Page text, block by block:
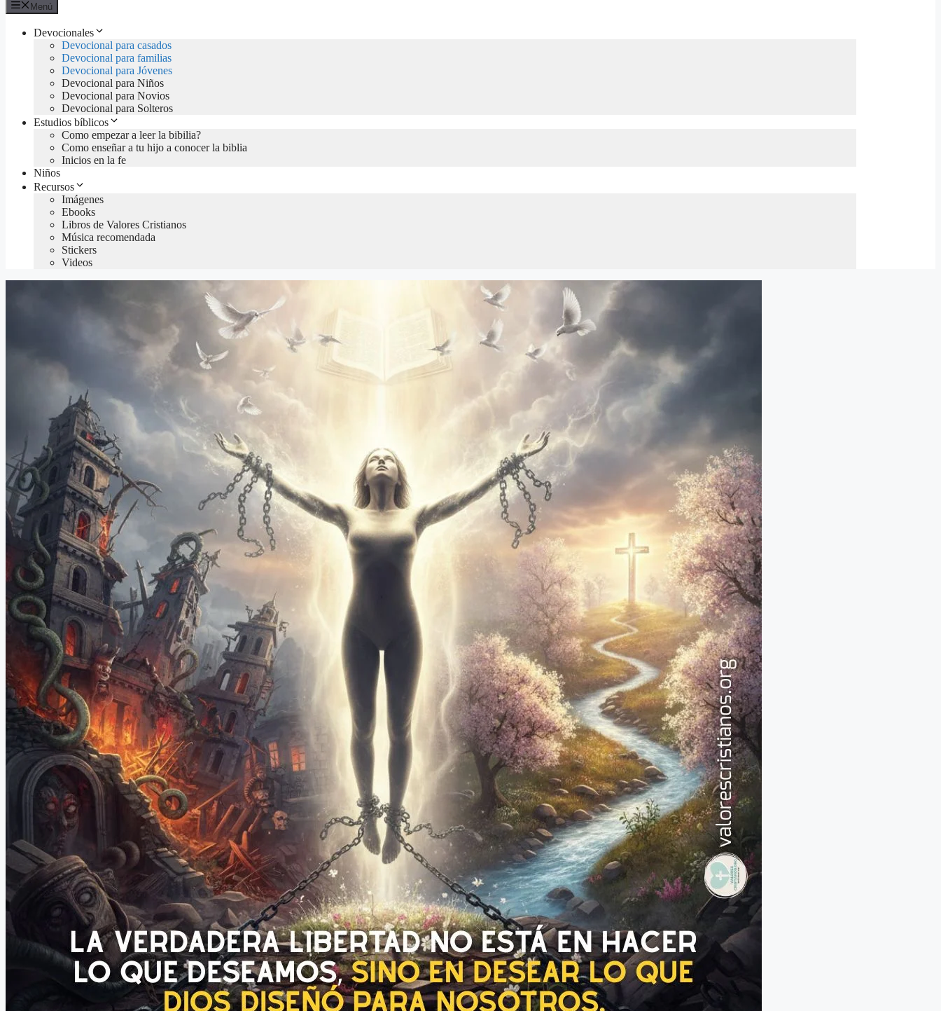
Menú
Devocionales
Devocional para casados
Devocional para familias
Devocional para Jóvenes
Devocional para Niños
Devocional para Novios
Devocional para Solteros
Estudios bíblicos
Como empezar a leer la bibilia?
Como enseñar a tu hijo a conocer la biblia
Inicios en la fe
Niños
Recursos
Imágenes
Ebooks
Libros de Valores Cristianos
Música recomendada
Stickers
Videos